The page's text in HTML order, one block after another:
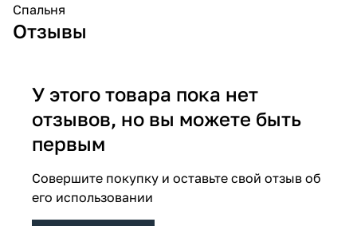
Спальня
Отзывы
У этого товара пока нет
отзывов, но вы можете быть
первым
Совершите покупку и оставьте свой отзыв об
его использовании